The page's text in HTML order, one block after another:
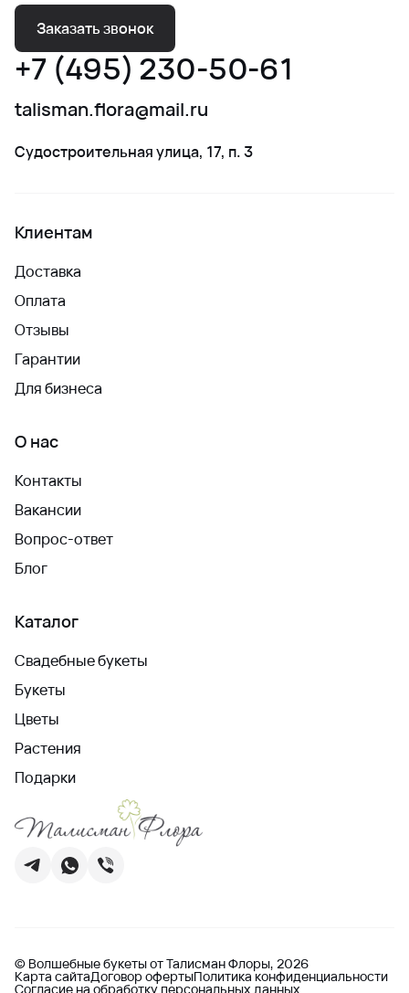
Заказать звонок
+7 (495) 230-50-61
talisman.flora@mail.ru
Судостроительная улица, 17, п. 3
Клиентам
Доставка
Оплата
Отзывы
Гарантии
Для бизнеса
О нас
Контакты
Вакансии
Вопрос-ответ
Блог
Каталог
Свадебные букеты
Букеты
Цветы
Растения
Подарки
© Волшебные букеты от Талисман Флоры, 2026
Карта сайтаДоговор офертыПолитика конфиденциальности
Согласие на обработку персональных данных